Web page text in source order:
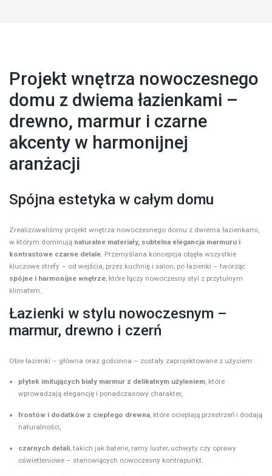
Projekt wnętrza nowoczesnego
domu z dwiema łazienkami –
drewno, marmur i czarne
akcenty w harmonijnej
aranżacji
Spójna estetyka w całym domu
Zrealizowaliśmy projekt wnętrza nowoczesnego domu z dwiema łazienkami,
w którym dominują naturalne materiały, subtelna elegancja marmuru i
kontrastowe czarne detale. Przemyślana koncepcja objęła wszystkie
kluczowe strefy – od wejścia, przez kuchnię i salon, po łazienki – tworząc
spójne i harmonijne wnętrze, które łączy nowoczesny styl z przytulnym
klimatem.
Łazienki w stylu nowoczesnym –
marmur, drewno i czerń
Obie łazienki – główna oraz gościnna – zostały zaprojektowane z użyciem:
płytek imitujących biały marmur z delikatnym użyleniem , które
wprowadzają elegancję i ponadczasowy charakter,
frontów i dodatków z ciepłego drewna , które ocieplają przestrzeń i dodają
naturalności,
czarnych detali , takich jak baterie, ramy luster, uchwyty czy oprawy
oświetleniowe – stanowiących nowoczesny kontrapunkt.